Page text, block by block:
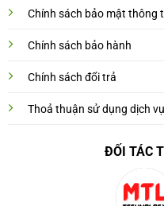
Chính sách bảo mật thông
Chính sách bảo hành
Chính sách đổi trả
Thoả thuận sử dụng dịch vụ
ĐỐI TÁC